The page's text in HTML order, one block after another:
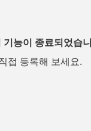
능이 종료되었습
접 등록해 보세요.